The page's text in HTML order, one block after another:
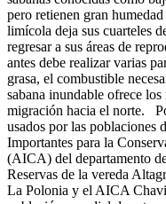
pero retienen gran
limícola deja sus cuarteles
regresar a sus áreas de
antes debe realizar varias
grasa, el combustible
sabana inundable ofrece
migración hacia el norte.
usados por las poblaciones
Importantes para la
(AICA) del departamento
Reservas de la vereda
La Polonia y el AICA